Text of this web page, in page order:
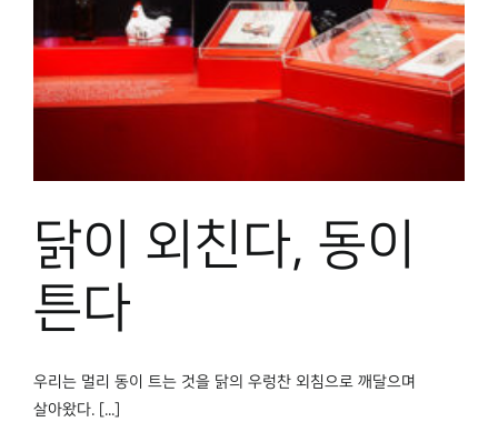
닭이 외친다, 동이
튼다
우리는 멀리 동이 트는 것을 닭의 우렁찬 외침으로 깨달으며
살아왔다. [...]